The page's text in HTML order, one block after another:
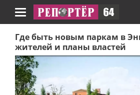
Навигация
Где быть новым паркам в
жителей и планы властей